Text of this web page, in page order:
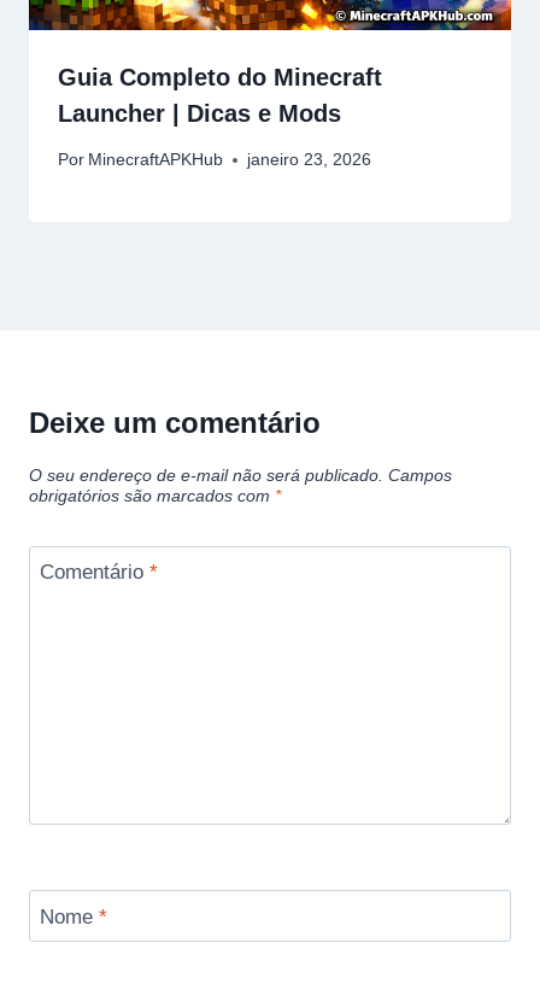
Guia Completo do Minecraft
Launcher | Dicas e Mods
Por MinecraftAPKHub janeiro 23, 2026
Deixe um comentário
O seu endereço de e-mail não será publicado. Campos
obrigatórios são marcados com *
Comentário *
Nome *